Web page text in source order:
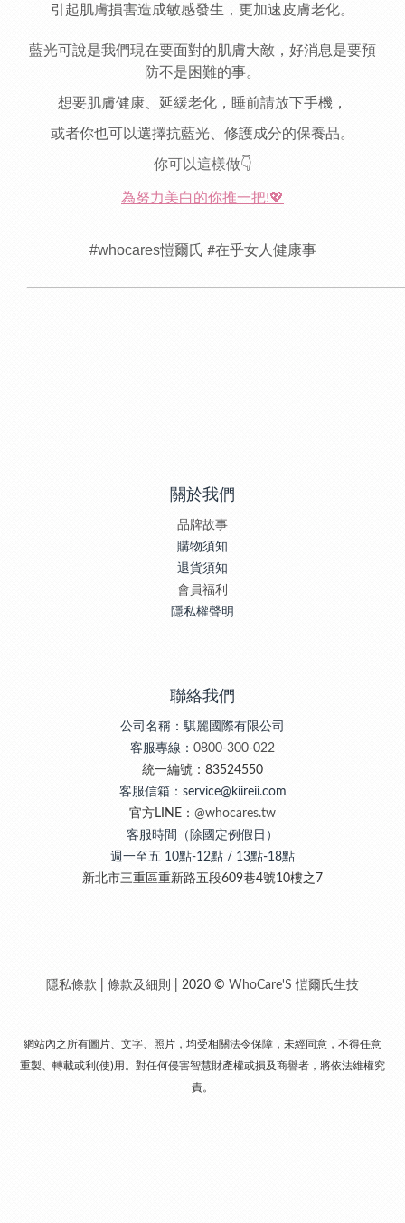
引起肌膚損害造成敏感發生，更加速皮膚老化。
藍光可說是我們現在要面對的肌膚大敵，好消息是要預
防不是困難的事。
想要肌膚健康、延緩老化，睡前請放下手機，
或者你也可以選擇抗藍光、修護成分的保養品。
你可以這樣做👇
為努力美白的你推一把!💖
#whocares愷爾氏 #在乎女人健康事
關於我們
品牌故事
購物須知
退貨須知
會員福利
隱私權聲明
聯絡我們
公司名稱：騏麗國際有限公司
客服專線： 0800-300-022
統一編號：83524550
客服信箱：service@kiireii.com
官方LINE： @whocares.tw
客服時間（除國定例假日）
週一至五 10點-12點 / 13點-18點
新北市三重區重新路五段609巷4號10樓之7
隱私條款 條款及細則 | 2020 © WhoCare'S 愷爾氏生技
網站內之所有圖片、文字、照片，均受相關法令保障，未經同意，不得任意
重製、轉載或利(使)用。對任何侵害智慧財產權或損及商譽者，將依法維權究
責。